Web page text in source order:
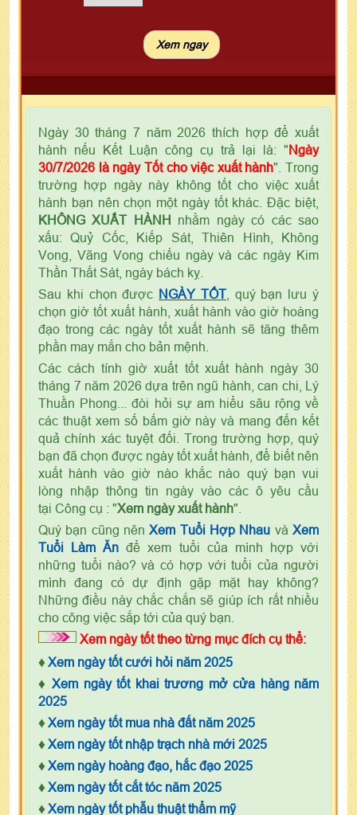
Ngày 30 tháng 7 năm 2026 thích hợp để xuất
hành nếu Kết Luận công cụ trả lại là: "Ngày
30/7/2026 là ngày Tốt cho việc xuất hành". Trong
trường hợp ngày này không tốt cho việc xuất
hành bạn nên chọn một ngày tốt khác. Đặc biệt,
KHÔNG XUẤT HÀNH nhằm ngày có các sao
xấu: Quỷ Cốc, Kiếp Sát, Thiên Hình, Không
Vong, Vãng Vong chiếu ngày và các ngày Kim
Thần Thất Sát, ngày bách kỵ.
Sau khi chọn được NGÀY TỐT, quý bạn lưu ý
chọn giờ tốt xuất hành, xuất hành vào giờ hoàng
đạo trong các ngày tốt xuất hành sẽ tăng thêm
phần may mắn cho bản mệnh.
Các cách tính giờ xuất tốt xuất hành ngày 30
tháng 7 năm 2026 dựa trên ngũ hành, can chi, Lý
Thuần Phong... đòi hỏi sự am hiểu sâu rộng về
các thuật xem số bấm giờ này và mang đến kết
quả chính xác tuyệt đối. Trong trường hợp, quý
bạn đã chọn được ngày tốt xuất hành, để biết nên
xuất hành vào giờ nào khắc nào quý bạn vui
lòng nhập thông tin ngày vào các ô yêu cầu
tại Công cụ : "Xem ngày xuất hành".
Quý bạn cũng nênXem Tuổi Hợp Nhau vàXem
Tuổi Làm Ăn để xem tuổi của mình hợp với
những tuổi nào? và có hợp với tuổi của người
mình đang có dự định gặp mặt hay không?
Những điều này chắc chắn sẽ giúp ích rất nhiều
cho công việc sắp tới của quý bạn.
Xem ngày tốt theo từng mục đích cụ thể:
♦ Xem ngày tốt cưới hỏi năm 2025
♦ Xem ngày tốt khai trương mở cửa hàng năm
2025
♦ Xem ngày tốt mua nhà đất năm 2025
♦ Xem ngày tốt nhập trạch nhà mới 2025
♦ Xem ngày hoàng đạo, hắc đạo 2025
♦ Xem ngày tốt cắt tóc năm 2025
♦ Xem ngày tốt phẫu thuật thẩm mỹ